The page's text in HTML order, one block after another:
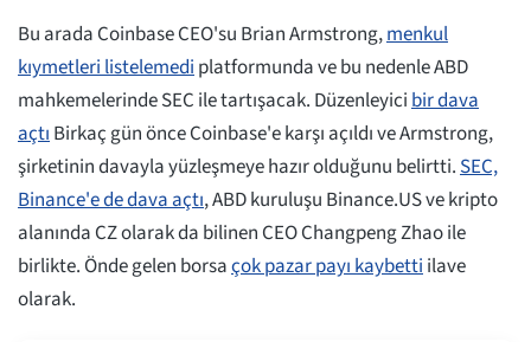
Bu arada Coinbase CEO'su Brian Armstrong,menkul
kıymetleri listelemediplatformunda ve bu nedenle ABD
mahkemelerinde SEC ile tartışacak. Düzenleyicibir dava
açtıBirkaç gün önce Coinbase'e karşı açıldı ve Armstrong,
şirketinin davayla yüzleşmeye hazır olduğunu belirtti.SEC,
Binance'e de dava açtı, ABD kuruluşu Binance.US ve kripto
alanında CZ olarak da bilinen CEO Changpeng Zhao ile
birlikte. Önde gelen borsaçok pazar payı kaybettiilave
olarak.